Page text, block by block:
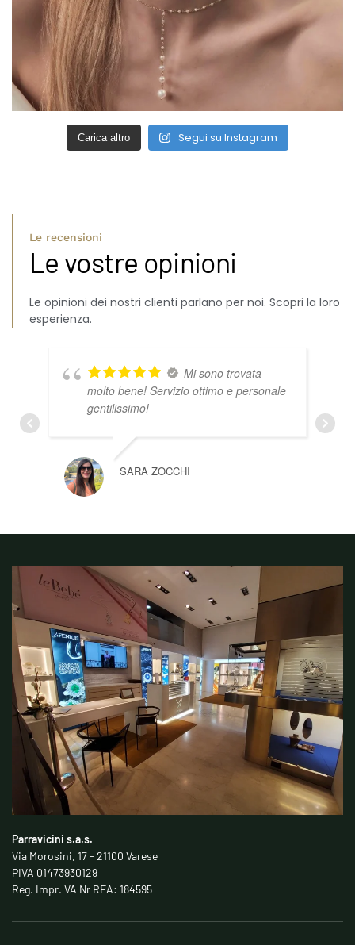
Carica altro Segui su Instagram
Le recensioni
Le vostre opinioni
Le opinioni dei nostri clienti parlano per noi. Scopri la loro
esperienza.
Mi sono trovata
molto bene! Servizio ottimo e personale
gentilissimo!
SARA ZOCCHI
Parravicini s.a.s.
Via Morosini, 17 - 21100 Varese
PIVA 01473930129
Reg. Impr. VA Nr REA: 184595